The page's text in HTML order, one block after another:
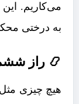
می‌کاریم.
به درختی
📿 راز
هیچ چیزی